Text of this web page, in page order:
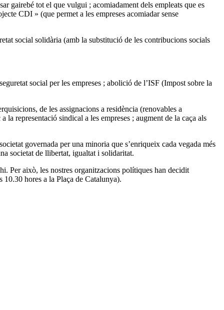
gairebé tot el que vulgui ; acomiadament dels empleats que es
CDI » (que permet a les empreses acomiadar sense
social solidària (amb la substitució de les contribucions socials
social per les empreses ; abolició de l’ISF (Impost sobre la
de les assignacions a residència (renovables a
representació sindical a les empreses ; augment de la caça als
governada per una minoria que s’enriqueix cada vegada més
societat de llibertat, igualtat i solidaritat.
Per això, les nostres organitzacions polítiques han decidit
hores a la Plaça de Catalunya).